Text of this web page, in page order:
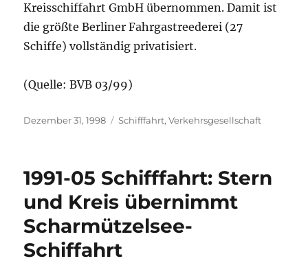
Kreisschiffahrt GmbH übernommen. Damit ist
die größte Berliner Fahrgastreederei (27
Schiffe) vollständig privatisiert.
(Quelle: BVB 03/99)
Veröffentlicht
Dezember 31, 1998 Kategorien
Schifffahrt,Verkehrsgesellschaft
1991-05 Schifffahrt: Stern
und Kreis übernimmt
Scharmützelsee-
Schiffahrt